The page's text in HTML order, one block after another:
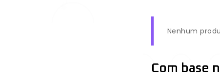
Nenhum
Com base